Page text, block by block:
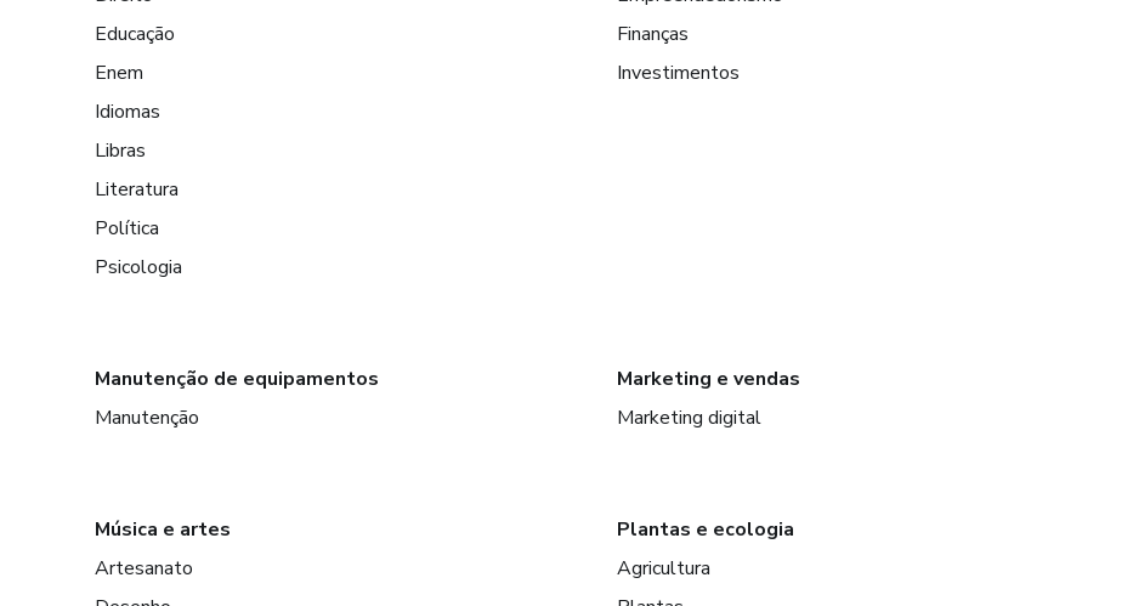
Educação
Enem
Idiomas
Libras
Literatura
Política
Psicologia
Finanças
Investimentos
Manutenção de equipamentos
Manutenção
Marketing e vendas
Marketing digital
Música e artes
Artesanato
Plantas e ecologia
Agricultura